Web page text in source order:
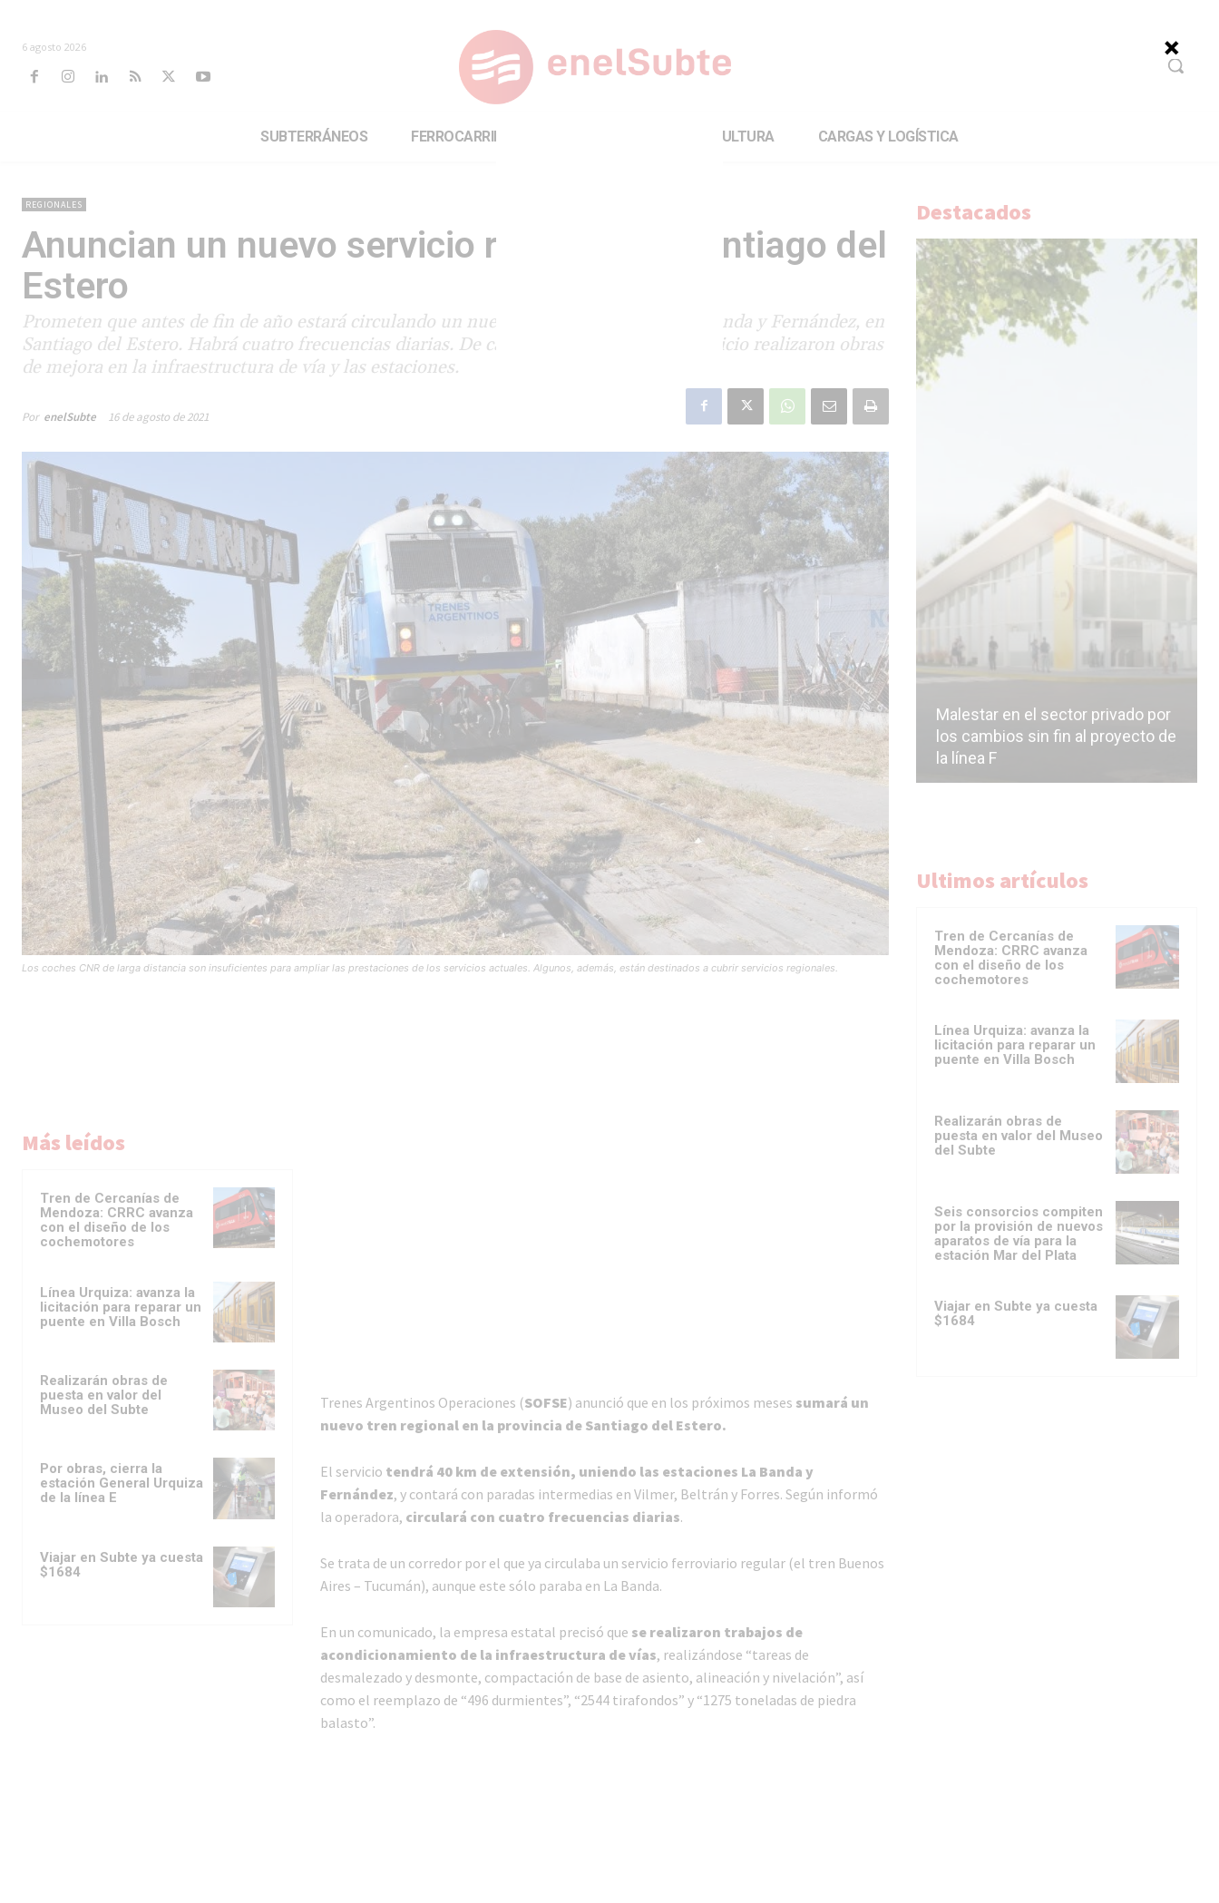
6 agosto 2026
SUBTERRÁNEOS FERROCARRILES CULTURA CARGAS Y LOGÍSTICA
REGIONALES
Anuncian un nuevo servicio regional en Santiago del
Estero
Prometen que antes de fin de año estará circulando un nuevo tren regional entre La Banda y Fernández, en
Santiago del Estero. Habrá cuatro frecuencias diarias. De cara a la habilitación del servicio realizaron obras
de mejora en la infraestructura de vía y las estaciones.
Por enelSubte 16 de agosto de 2021
Los coches CNR de larga distancia son insuficientes para ampliar las prestaciones de los servicios actuales. Algunos, además, están destinados a cubrir servicios regionales.
Más leídos
Tren de Cercanías de
Mendoza: CRRC avanza
con el diseño de los
cochemotores
Línea Urquiza: avanza la
licitación para reparar un
puente en Villa Bosch
Realizarán obras de
puesta en valor del
Museo del Subte
Por obras, cierra la
estación General Urquiza
de la línea E
Viajar en Subte ya cuesta
$1684
Trenes Argentinos Operaciones (SOFSE) anunció que en los próximos meses sumará un
nuevo tren regional en la provincia de Santiago del Estero.
El servicio tendrá 40 km de extensión, uniendo las estaciones La Banda y
Fernández, y contará con paradas intermedias en Vilmer, Beltrán y Forres. Según informó
la operadora, circulará con cuatro frecuencias diarias.
Se trata de un corredor por el que ya circulaba un servicio ferroviario regular (el tren Buenos
Aires – Tucumán), aunque este sólo paraba en La Banda.
En un comunicado, la empresa estatal precisó que se realizaron trabajos de
acondicionamiento de la infraestructura de vías, realizándose “tareas de
desmalezado y desmonte, compactación de base de asiento, alineación y nivelación”, así
como el reemplazo de “496 durmientes”, “2544 tirafondos” y “1275 toneladas de piedra
balasto”.
Destacados
Malestar en el sector privado por
los cambios sin fin al proyecto de
la línea F
Ultimos artículos
Tren de Cercanías de
Mendoza: CRRC avanza
con el diseño de los
cochemotores
Línea Urquiza: avanza la
licitación para reparar un
puente en Villa Bosch
Realizarán obras de
puesta en valor del Museo
del Subte
Seis consorcios compiten
por la provisión de nuevos
aparatos de vía para la
estación Mar del Plata
Viajar en Subte ya cuesta
$1684